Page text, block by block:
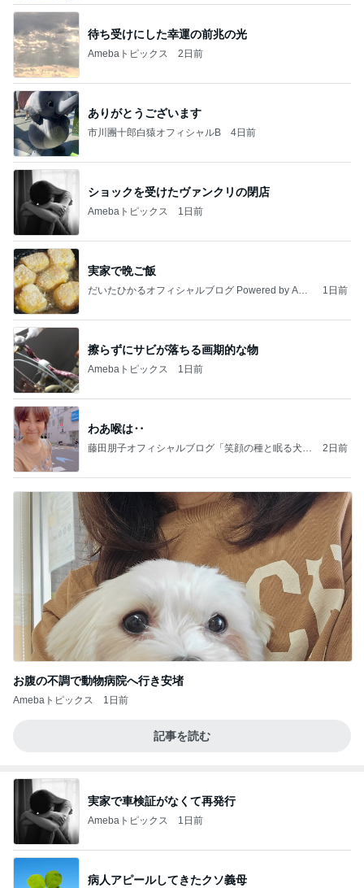
待ち受けにした幸運の前兆の光
Amebaトピックス 2日前
ありがとうございます
市川團十郎白猿オフィシャルB 4日前
ショックを受けたヴァンクリの閉店
Amebaトピックス 1日前
実家で晩ご飯
だいたひかるオフィシャルブログ Powered by Ame
1日前
擦らずにサビが落ちる画期的な物
Amebaトピックス 1日前
わあ喉は‥
藤田朋子オフィシャルブログ「笑顔の種と眠る犬」
2日前
お腹の不調で動物病院へ行き安堵
Amebaトピックス 1日前
記事を読む
実家で車検証がなくて再発行
Amebaトピックス 1日前
病人アピールしてきたクソ義母